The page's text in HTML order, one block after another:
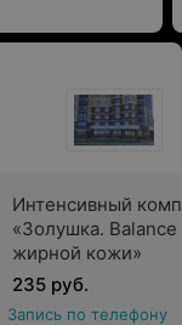
Интенсивный
«Золушка. Balance
жирной кожи»
235 руб.
Запись по телефону